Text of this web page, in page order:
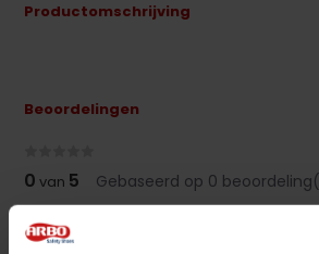
Productomschrijving
Beoordelingen
0 van 5 Gebaseerd op 0
Schrijf je eigen review